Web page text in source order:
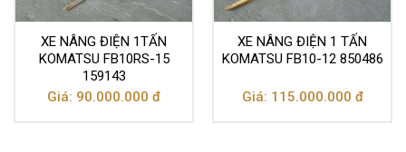
XE NÂNG ĐIỆN 1TẤN
KOMATSU FB10RS-15
159143
Giá: 90.000.000 đ
XE NÂNG ĐIỆN 1 TẤN
KOMATSU FB10-12 850486
Giá: 115.000.000 đ